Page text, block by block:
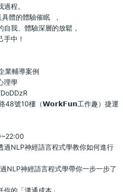
程。
體的體驗催眠  ，
我、體驗深層的放鬆，
中！
業輔導案例
理學
48號10樓（𝗪𝗼𝗿𝗸𝗙𝘂𝗻工作趣）捷運
NLP神經語言程式學教你如何進行
NLP神經語言程式學帶你一步一步了
的「溝通成本」